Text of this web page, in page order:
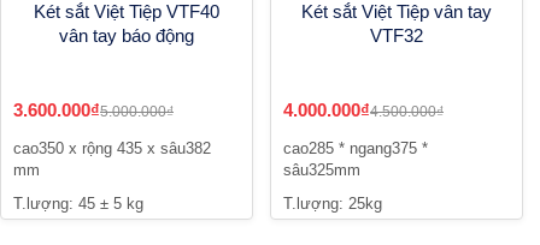
Két sắt Việt Tiệp VTF40
vân tay báo động
3.600.000₫5.000.000₫
cao350 x rộng 435 x sâu382
mm
T.lượng: 45 ± 5 kg
Két sắt Việt Tiệp vân tay
VTF32
4.000.000₫4.500.000₫
cao285 * ngang375 *
sâu325mm
T.lượng: 25kg